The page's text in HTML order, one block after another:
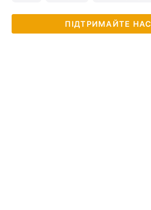
ПІДТРИМАЙТЕ НАС